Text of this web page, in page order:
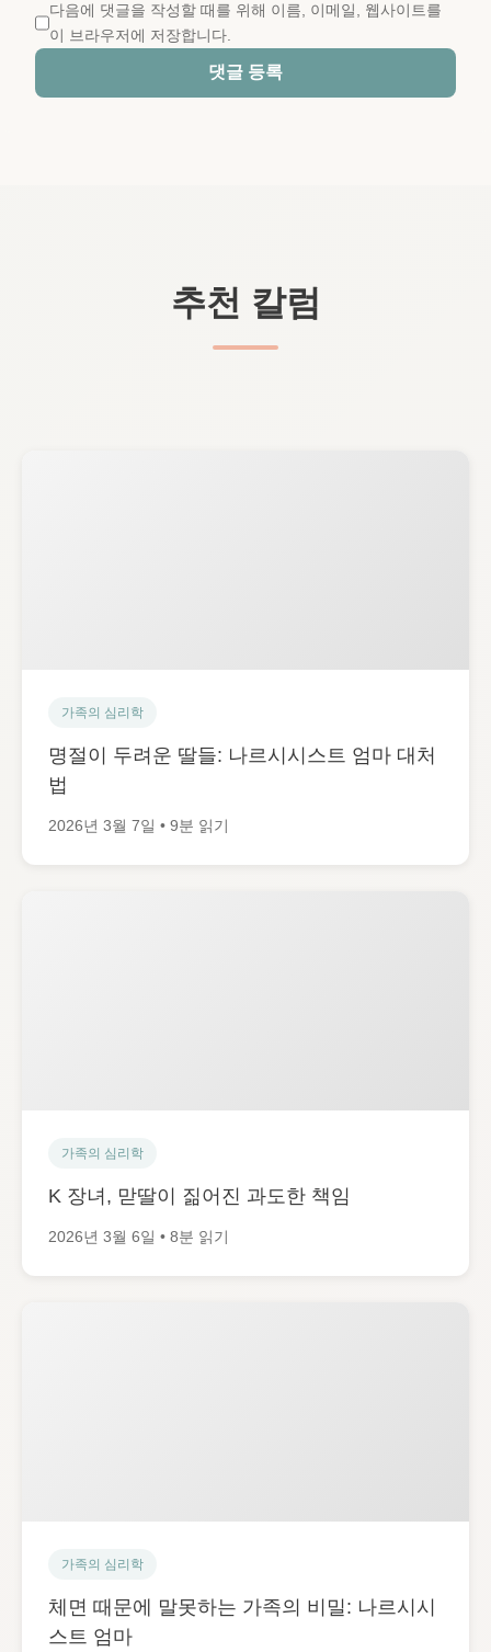
다음에 댓글을 작성할 때를 위해 이름, 이메일, 웹사이트를
이 브라우저에 저장합니다.
댓글 등록
추천 칼럼
가족의 심리학
명절이 두려운 딸들: 나르시시스트 엄마 대처
법
2026년 3월 7일 • 9분 읽기
가족의 심리학
K 장녀, 맏딸이 짊어진 과도한 책임
2026년 3월 6일 • 8분 읽기
가족의 심리학
체면 때문에 말못하는 가족의 비밀: 나르시시
스트 엄마